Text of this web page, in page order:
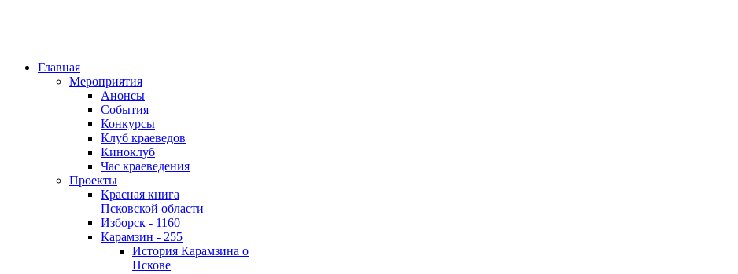
Главная
Мероприятия
Анонсы
События
Конкурсы
Клуб краеведов
Киноклуб
Час краеведения
Проекты
Красная книга
Псковской области
Изборск - 1160
Карамзин - 255
История Карамзина о
Пскове